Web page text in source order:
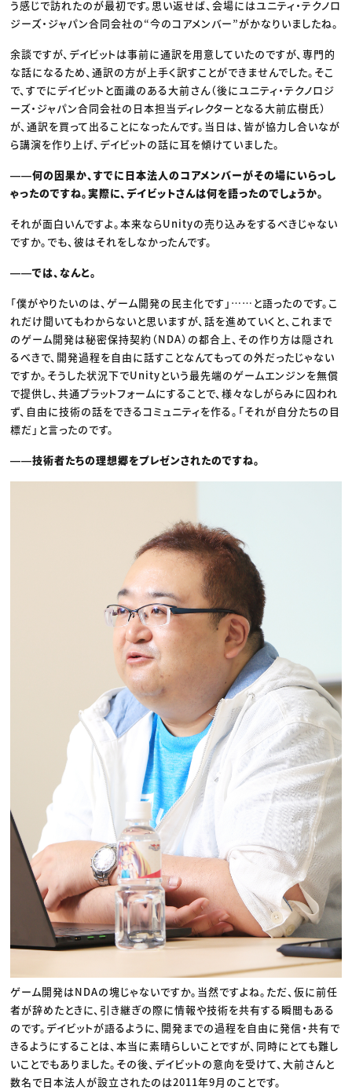
う感じで訪れたのが最初です。思い返せば、会場にはユニティ・テクノロ
ジーズ・ジャパン合同会社の“今のコアメンバー”がかなりいましたね。
余談ですが、デイビットは事前に通訳を用意していたのですが、専門的
な話になるため、通訳の方が上手く訳すことができませんでした。そこ
で、すでにデイビットと面識のある大前さん（後にユニティ・テクノロジ
ーズ・ジャパン合同会社の日本担当ディレクターとなる大前広樹氏）
が、通訳を買って出ることになったんです。当日は、皆が協力し合いなが
ら講演を作り上げ、デイビットの話に耳を傾けていました。
――何の因果か、すでに日本法人のコアメンバーがその場にいらっし
ゃったのですね。実際に、デイビットさんは何を語ったのでしょうか。
それが面白いんですよ。本来ならUnityの売り込みをするべきじゃない
ですか。でも、彼はそれをしなかったんです。
――では、なんと。
「僕がやりたいのは、ゲーム開発の民主化です」……と語ったのです。こ
れだけ聞いてもわからないと思いますが、話を進めていくと、これまで
のゲーム開発は秘密保持契約（NDA）の都合上、その作り方は隠され
るべきで、開発過程を自由に話すことなんてもっての外だったじゃない
ですか。そうした状況下でUnityという最先端のゲームエンジンを無償
で提供し、共通プラットフォームにすることで、様々なしがらみに囚われ
ず、自由に技術の話をできるコミュニティを作る。「それが自分たちの目
標だ」と言ったのです。
――技術者たちの理想郷をプレゼンされたのですね。
ゲーム開発はNDAの塊じゃないですか。当然ですよね。ただ、仮に前任
者が辞めたときに、引き継ぎの際に情報や技術を共有する瞬間もある
のです。デイビットが語るように、開発までの過程を自由に発信・共有で
きるようにすることは、本当に素晴らしいことですが、同時にとても難し
いことでもありました。その後、デイビットの意向を受けて、大前さんと
数名で日本法人が設立されたのは2011年9月のことです。